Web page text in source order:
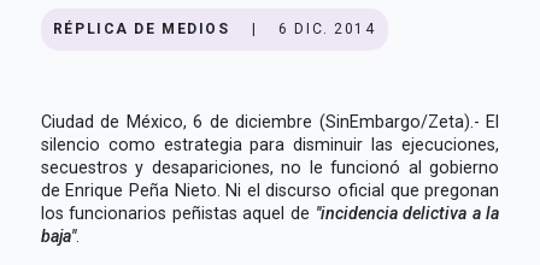
RÉPLICA DE MEDIOS 6 DIC. 2014
Ciudad de México, 6 de diciembre (SinEmbargo/Zeta).- El
silencio como estrategia para disminuir las ejecuciones,
secuestros y desapariciones, no le funcionó al gobierno
de Enrique Peña Nieto. Ni el discurso oficial que pregonan
los funcionarios peñistas aquel de "incidencia delictiva a la
baja".